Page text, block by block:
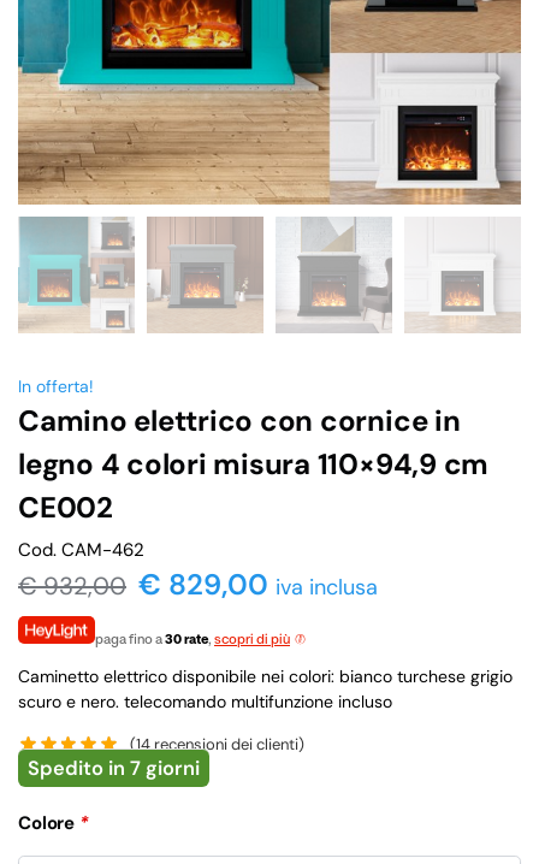
In offerta!
Camino elettrico con cornice in
legno 4 colori misura 110×94,9 cm
CE002
Cod. CAM-462
€932,00 € 829,00 iva inclusa
paga fino a30 rate, scopri di più
Caminetto elettrico disponibile nei colori: bianco turchese grigio
scuro e nero. telecomando multifunzione incluso
(14recensioni dei clienti)
Spedito in 7 giorni
Colore *